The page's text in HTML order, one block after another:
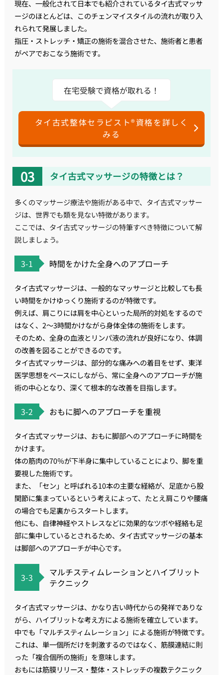
現在、一般化されて日本でも紹介されているタイ古式マッサ
ージのほとんどは、このチェンマイスタイルの流れが取り入
れられて発展しました。
指圧・ストレッチ・矯正の施術を混合させた、施術者と患者
がペアでおこなう施術です。
在宅受験で資格が取れる！
タイ古式整体セラピスト®資格を詳しく
みる
タイ古式マッサージの特徴とは？
多くのマッサージ療法や施術がある中で、タイ古式マッサー
ジは、世界でも類を見ない特徴があります。
ここでは、タイ古式マッサージの特筆すべき特徴について解
説しましょう。
3-1 時間をかけた全身へのアプローチ
タイ古式マッサージは、一般的なマッサージと比較しても長
い時間をかけゆっくり施術するのが特徴です。
例えば、肩こりには肩を中心といった局所的対処をするので
はなく、2～3時間かけながら身体全体の施術をします。
そのため、全身の血液とリンパ液の流れが良好になり、体調
の改善を図ることができるのです。
タイ古式マッサージは、部分的な痛みへの着目をせず、東洋
医学思想をベースにしながら、常に全身へのアプローチが施
術の中心となり、深くて根本的な改善を目指します。
3-2 おもに脚へのアプローチを重視
タイ古式マッサージは、おもに脚部へのアプローチに時間を
かけます。
体の筋肉の70％が下半身に集中していることにより、脚を重
要視した施術です。
また、「セン」と呼ばれる10本の主要な経絡が、足底から股
関節に集まっているという考えによって、たとえ肩こりや腰痛
の場合でも足裏からスタートします。
他にも、自律神経やストレスなどに効果的なツボや経絡も足
部に集中しているとされるため、タイ古式マッサージの基本
は脚部へのアプローチが中心です。
3-3
マルチスティムレーションとハイブリット
テクニック
タイ古式マッサージは、かなり古い時代からの発祥でありな
がら、ハイブリットな考え方による施術を確立しています。
中でも「マルチスティムレーション」による施術が特徴です。
これは、単一個所だけを刺激するのではなく、筋膜連結に則
った「複合個所の施術」を意味します。
おもには筋膜リリース・整体・ストレッチの複数テクニック